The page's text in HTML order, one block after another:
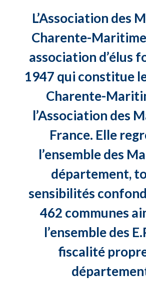
L’Association des
Charente-
association d’élus
1947 qui constitue
Charente-
l’Association des
France. Elle
l’ensemble des
département,
sensibilités
462 communes
l’ensemble des
fiscalité